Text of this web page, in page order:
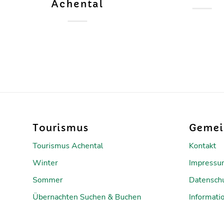
Achental
Tourismus
Tourismus Achental
Winter
Sommer
Übernachten Suchen & Buchen
Kontakt